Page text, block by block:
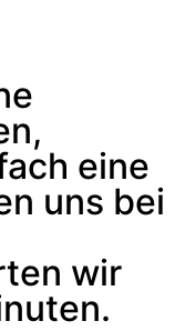
eine
uns bei
wir